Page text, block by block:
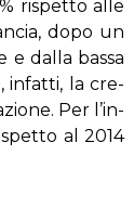
ri­spet­to al­le
do­po un
e dal­la bas­sa
in­fat­ti, la cre­
Per l’in­
al 2014